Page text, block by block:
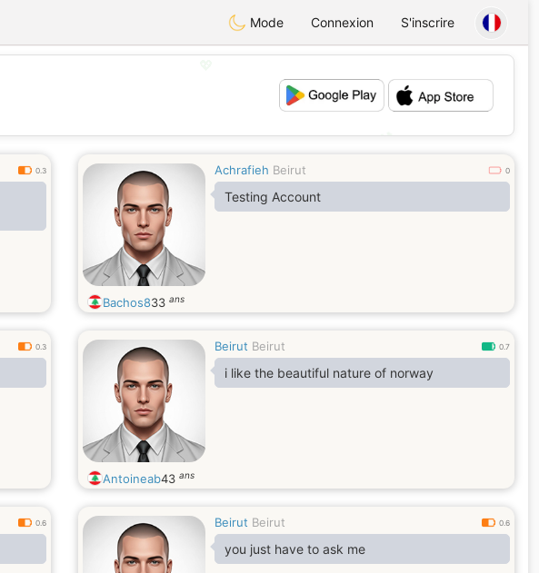
Mode Connexion S'inscrire
💕
0.3 Achrafieh Beirut 0
Testing Account
Bachos833 ans
0.3 Beirut Beirut 0.7
i like the beautiful nature of norway
Antoineab43 ans
0.6 Beirut Beirut 0.6
you just have to ask me